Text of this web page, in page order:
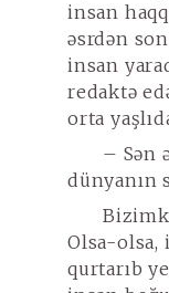
insan
əsrdən
insan
redaktə
orta
– Sən
dünyanın
Olsa-olsa,
qurtarıb